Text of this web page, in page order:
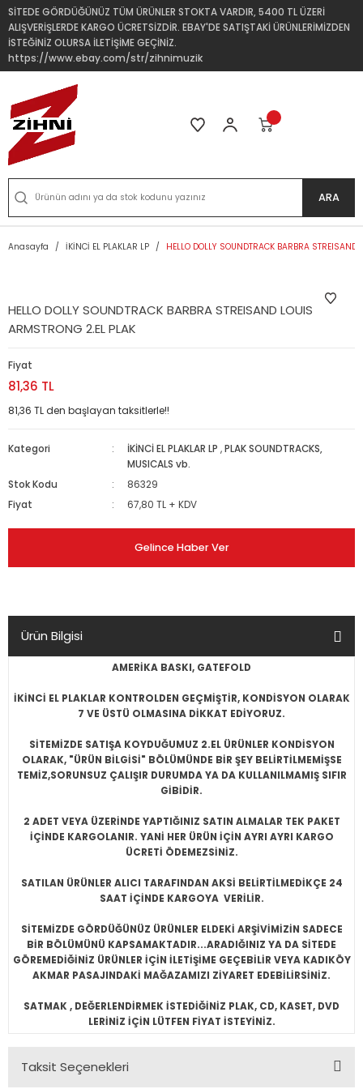
SİTEDE GÖRDÜĞÜNÜZ TÜM ÜRÜNLER STOKTA VARDIR, 5400 TL ÜZERİ
ALIŞVERİŞLERDE KARGO ÜCRETSİZDİR. EBAY'DE SATIŞTAKİ ÜRÜNLERİMİZDEN
İSTEĞİNİZ OLURSA İLETİŞİME GEÇİNİZ.
https://www.ebay.com/str/zihnimuzik
ARA
Anasayfa İKİNCİ EL PLAKLAR LP HELLO DOLLY SOUNDTRACK BARBRA
HELLO DOLLY SOUNDTRACK BARBRA STREISAND LOUIS
ARMSTRONG 2.EL PLAK
Fiyat
81,36 TL
81,36 TL den başlayan taksitlerle!!
Kategori İKİNCİ EL PLAKLAR LP ,PLAK SOUNDTRACKS,
MUSICALS vb.
Stok Kodu
86329
Fiyat
67,80 TL + KDV
Gelince Haber Ver
Ürün Bilgisi
AMERİKA BASKI, GATEFOLD
İKİNCİ EL PLAKLAR KONTROLDEN GEÇMİŞTİR, KONDİSYON OLARAK
7 VE ÜSTÜ OLMASINA DİKKAT EDİYORUZ.
SİTEMİZDE SATIŞA KOYDUĞUMUZ 2.EL ÜRÜNLER KONDİSYON
OLARAK, "ÜRÜN BİLGİSİ" BÖLÜMÜNDE BİR ŞEY BELİRTİLMEMİŞSE
TEMİZ,SORUNSUZ ÇALIŞIR DURUMDA YA DA KULLANILMAMIŞ SIFIR
GİBİDİR.
2 ADET VEYA ÜZERİNDE YAPTIĞINIZ SATIN ALMALAR TEK PAKET
İÇİNDE KARGOLANIR. YANİ HER ÜRÜN İÇİN AYRI AYRI KARGO
ÜCRETİ ÖDEMEZSİNİZ.
SATILAN ÜRÜNLER ALICI TARAFINDAN AKSİ BELİRTİLMEDİKÇE 24
SAAT İÇİNDE KARGOYA VERİLİR.
SİTEMİZDE GÖRDÜĞÜNÜZ ÜRÜNLER ELDEKİ ARŞİVİMİZİN SADECE
BİR BÖLÜMÜNÜ KAPSAMAKTADIR...ARADIĞINIZ YA DA SİTEDE
GÖREMEDİĞİNİZ ÜRÜNLER İÇİN İLETİŞİME GEÇEBİLİR VEYA KADIKÖY
AKMAR PASAJINDAKİ MAĞAZAMIZI ZİYARET EDEBİLİRSİNİZ.
SATMAK , DEĞERLENDİRMEK İSTEDİĞİNİZ PLAK, CD, KASET, DVD
LERİNİZ İÇİN LÜTFEN FİYAT İSTEYİNİZ.
Taksit Seçenekleri